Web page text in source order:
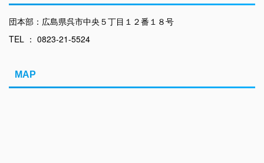
団本部：広島県呉市中央５丁目１２番１８号
TEL ： 0823-21-5524
MAP